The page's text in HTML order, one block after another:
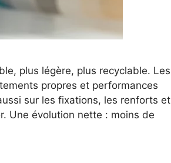
plus légère, plus recyclable. Les
propres et performances
sur les fixations, les renforts et
Une évolution nette : moins de